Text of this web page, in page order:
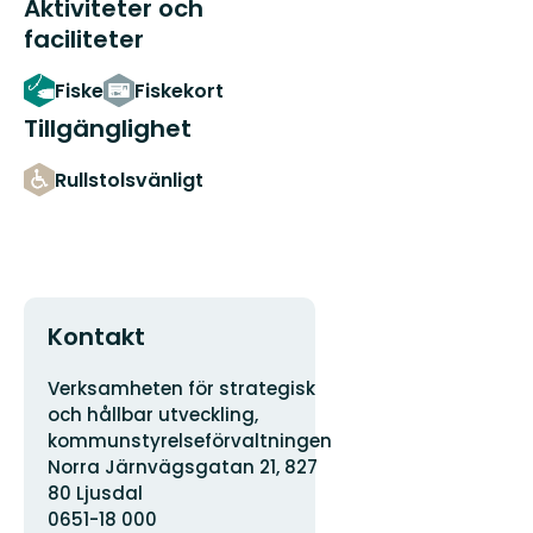
Aktiviteter och
faciliteter
Fiske Fiskekort
Tillgänglighet
Rullstolsvänligt
Kontakt
Adress
Verksamheten för strategisk
och hållbar utveckling,
kommunstyrelseförvaltningen
Norra Järnvägsgatan 21, 827
80 Ljusdal
0651-18 000